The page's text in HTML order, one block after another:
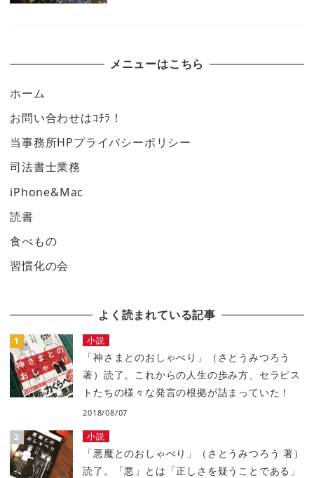
メニューはこちら
ホーム
お問い合わせはｺﾁﾗ！
当事務所HPプライバシーポリシー
司法書士業務
iPhone&Mac
読書
食べもの
習慣化の会
よく読まれている記事
小説
「神さまとのおしゃべり」（さとうみつろう
著）読了。これからの人生の歩み方、セラピス
トたちの様々な発言の根拠が詰まっていた！
2018/08/07
小説
「悪魔とのおしゃべり」（さとうみつろう 著）
読了。「悪」とは「正しさを疑うことである」